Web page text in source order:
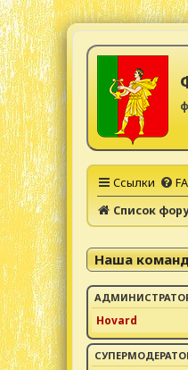
Ссылки
Список
Наша
Hovard